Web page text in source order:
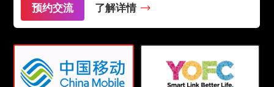
预约交流
了解详情